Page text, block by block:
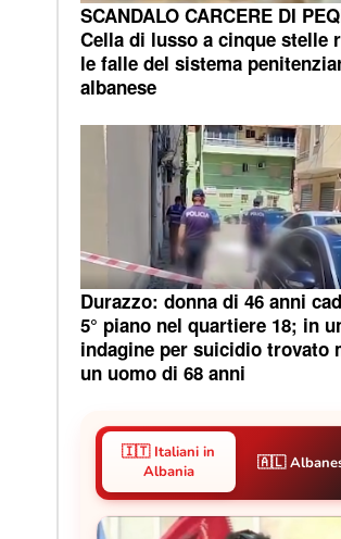
SCANDALO CARCERE DI
Cella di lusso a cinque stelle
le falle del sistema
albanese
Durazzo: donna di 46 anni
5° piano nel quartiere 18; in
indagine per suicidio trovato
un uomo di 68 anni
🇮🇹 Italiani in
Albania
🇦🇱